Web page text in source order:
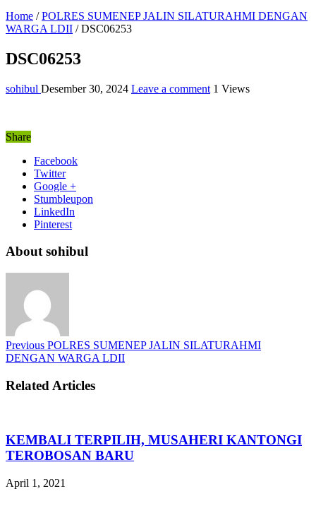
Home / POLRES SUMENEP JALIN SILATURAHMI DENGAN
WARGA LDII / DSC06253
DSC06253
sohibul Desember 30, 2024 Leave a comment 1 Views
Share
Facebook
Twitter
Google +
Stumbleupon
LinkedIn
Pinterest
About sohibul
Previous POLRES SUMENEP JALIN SILATURAHMI
DENGAN WARGA LDII
Related Articles
KEMBALI TERPILIH, MUSAHERI KANTONGI
TEROBOSAN BARU
April 1, 2021